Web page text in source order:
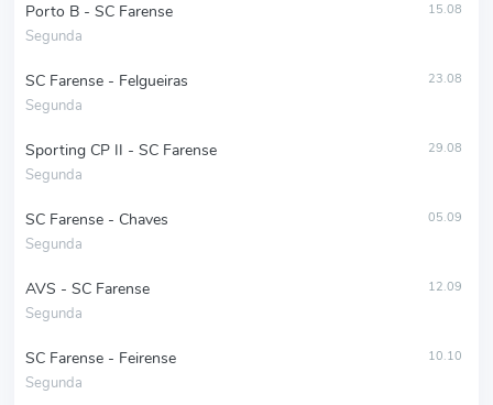
Porto B - SC Farense
Segunda
15.08
SC Farense - Felgueiras
Segunda
23.08
Sporting CP II - SC Farense
Segunda
29.08
SC Farense - Chaves
Segunda
05.09
AVS - SC Farense
Segunda
12.09
SC Farense - Feirense
Segunda
10.10